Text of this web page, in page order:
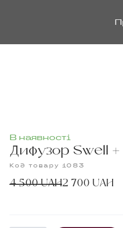
В наявності
Дифузор Swell +
Код товару 1083
4 500 UAH2 700 UAH